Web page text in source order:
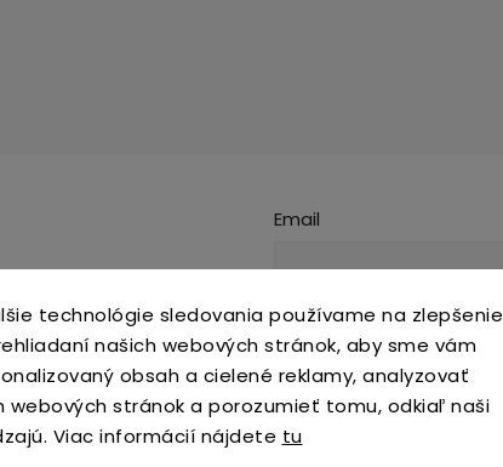
technológie sledovania používame na zlepšenie
našich webových stránok, aby sme vám
obsah a cielené reklamy, analyzovať
webových stránok a porozumieť tomu, odkiaľ naši
Viac informácií nájdete tu
gate.sk
Email
Prihlásiť sa